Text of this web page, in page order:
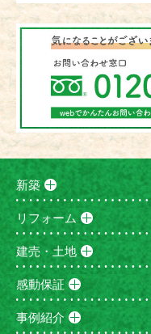
新築
リフォーム
建売・土地
感動保証
事例紹介